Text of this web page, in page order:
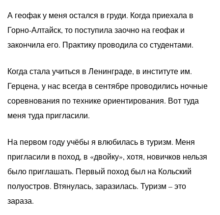
А геофак у меня остался в груди. Когда приехала в
Горно-Алтайск, то поступила заочно на геофак и
закончила его. Практику проводила со студентами.
Когда стала учиться в Ленинграде, в институте им.
Герцена, у нас всегда в сентябре проводились ночные
соревнования по технике ориентирования. Вот туда
меня туда пригласили.
На первом году учёбы я влюбилась в туризм. Меня
пригласили в поход, в «двойку», хотя, новичков нельзя
было приглашать. Первый поход был на Кольский
полуостров. Втянулась, заразилась. Туризм – это
зараза.